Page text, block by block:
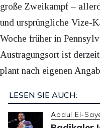
große Zweikampf –
und ursprüngliche Vize-
Woche früher in
Austragungsort ist
plant nach eigenen
LESEN SIE AUCH:
Abdul El-